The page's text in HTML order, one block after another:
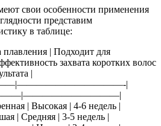
свои особенности применения
представим
в таблице:
плавления | Подходит для
захвата коротких волос
|
|
| Высокая | 4-6 недель |
| Средняя | 3-5 недель |